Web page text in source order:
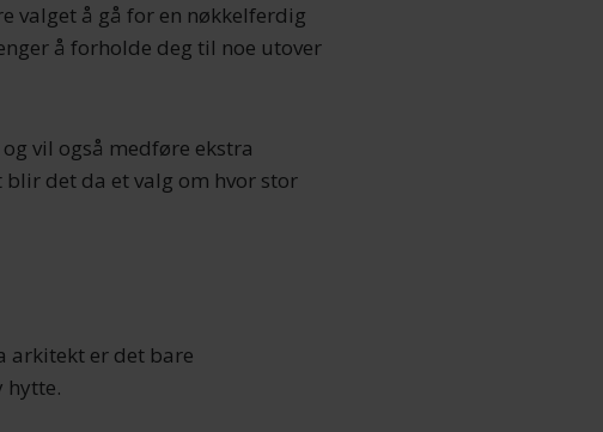
valget å gå for en nøkkelferdig
å forholde deg til noe utover
vil også medføre ekstra
det da et valg om hvor stor
arkitekt er det bare
hytte.